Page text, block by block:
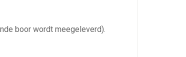
boor wordt meegeleverd).